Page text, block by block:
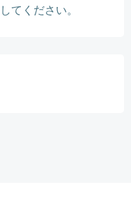
してください。